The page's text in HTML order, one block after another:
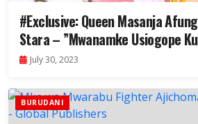
#Exclusive: Queen Masanja
Stara – ”Mwanamke Usiogope
Video
July 30, 2023
BURUDANI